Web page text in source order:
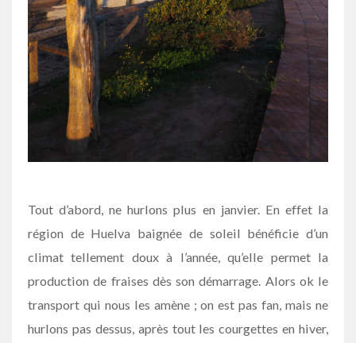
Tout d’abord, ne hurlons plus en janvier. En effet la
région de Huelva baignée de soleil bénéficie d’un
climat tellement doux à l’année, qu’elle permet la
production de fraises dès son démarrage. Alors ok le
transport qui nous les amène ; on est pas fan, mais ne
hurlons pas dessus, après tout les courgettes en hiver,